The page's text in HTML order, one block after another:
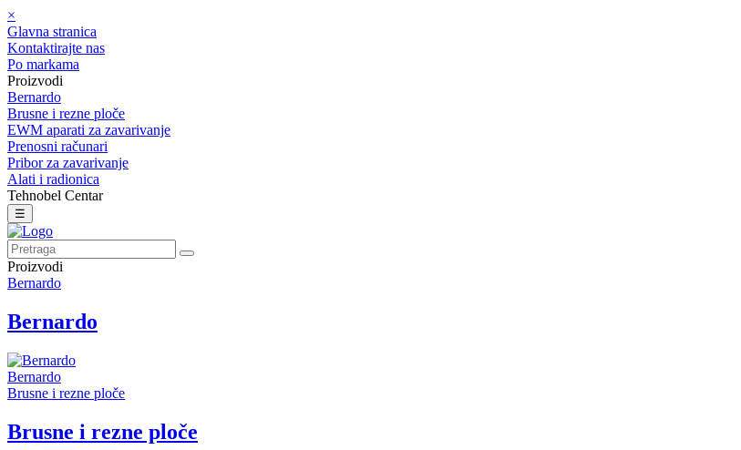
×
Glavna stranica
Kontaktirajte nas
Po markama
Proizvodi
Bernardo
Brusne i rezne ploče
EWM aparati za zavarivanje
Prenosni računari
Pribor za zavarivanje
Alati i radionica
Tehnobel Centar
☰
Proizvodi
Bernardo
Bernardo
Bernardo
Brusne i rezne ploče
Brusne i rezne ploče